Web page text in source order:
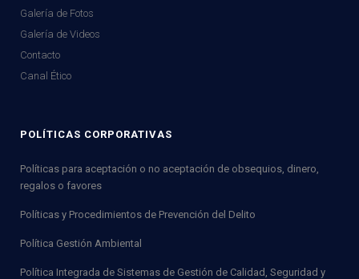
Galería de Fotos
Galería de Videos
Contacto
Canal Ético
POLÍTICAS CORPORATIVAS
Políticas para aceptación o no aceptación de obsequios, dinero,
regalos o favores
Políticas y Procedimientos de Prevención del Delito
Política Gestión Ambiental
Política Integrada de Sistemas de Gestión de Calidad, Seguridad y